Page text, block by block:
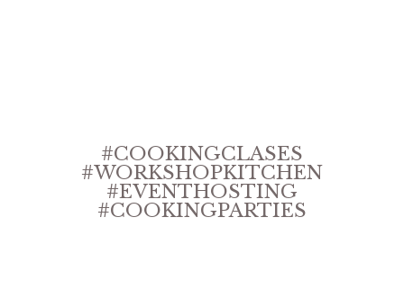
#COOKINGCLASES
#WORKSHOPKITCHEN
#EVENTHOSTING
#COOKINGPARTIES